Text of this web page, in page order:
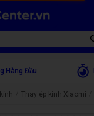
Hàng Đầu
Thay ép kính Xiaomi